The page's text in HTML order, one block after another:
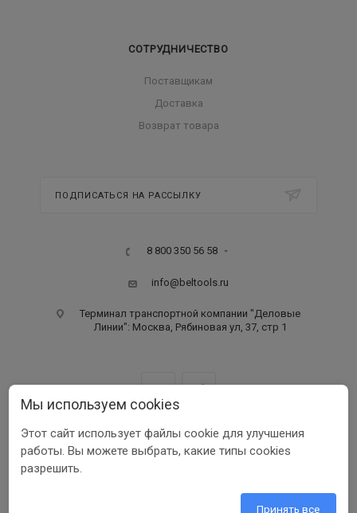
СОТРУДНИЧЕСТВО
Поставщикам
Доставка
Возврат товара
ПОДПИСАТЬСЯ НА РАССЫЛКУ
8 800 350 56 58
info@beltools.ru
Терминал транспортной компании "Деловые
Линии": Москва, Рябиновая ул, 37, стр 1
ООО ПФ «РУССКИЙ ИНСТРУМЕНТ» ИНН 3123401255
Мы используем cookies
Этот сайт использует файлы cookie для улучшения
работы. Вы можете выбрать, какие типы cookies
разрешить.
Принять все